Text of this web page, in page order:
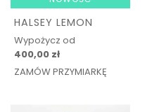
HALSEY LEMON
Wypożycz od
400,00 zł
ZAMÓW PRZYMIARKĘ